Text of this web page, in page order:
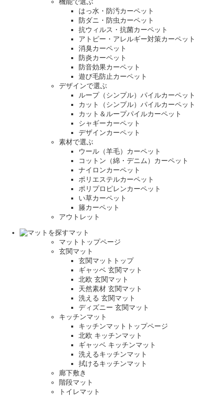
はっ水・防汚カーペット
防ダニ・防虫カーペット
抗ウィルス・抗菌カーペット
アトピー・アレルギー対策カーペット
消臭カーペット
防炎カーペット
防音効果カーペット
遊び毛防止カーペット
デザインで選ぶ
ループ（シンプル）パイルカーペット
カット（シンプル）パイルカーペット
カット＆ループパイルカーペット
シャギーカーペット
デザインカーペット
素材で選ぶ
ウール（羊毛）カーペット
コットン（綿・デニム）カーペット
ナイロンカーペット
ポリエステルカーペット
ポリプロピレンカーペット
い草カーペット
籐カーペット
アウトレット
マット
マットトップページ
玄関マット
玄関マットトップ
ギャッベ 玄関マット
北欧 玄関マット
天然素材 玄関マット
洗える 玄関マット
ディズニー 玄関マット
キッチンマット
キッチンマットトップページ
北欧 キッチンマット
ギャッベ キッチンマット
洗えるキッチンマット
拭けるキッチンマット
廊下敷き
階段マット
トイレマット